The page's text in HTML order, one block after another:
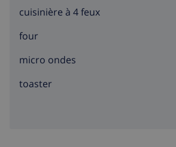
cuisinière à 4 feux
four
micro ondes
toaster